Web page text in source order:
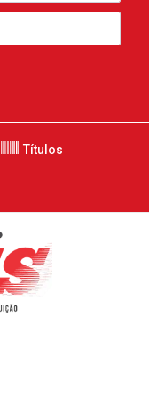
Títulos